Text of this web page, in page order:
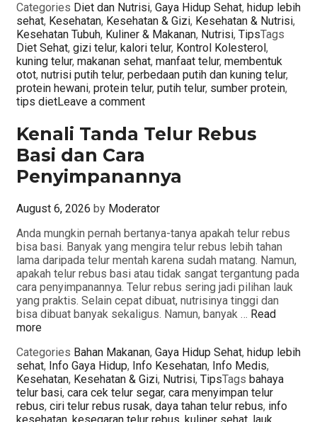
Categories Diet dan Nutrisi, Gaya Hidup Sehat, hidup lebih
sehat, Kesehatan, Kesehatan & Gizi, Kesehatan & Nutrisi,
Kesehatan Tubuh, Kuliner & Makanan, Nutrisi, TipsTags
Diet Sehat, gizi telur, kalori telur, Kontrol Kolesterol,
kuning telur, makanan sehat, manfaat telur, membentuk
otot, nutrisi putih telur, perbedaan putih dan kuning telur,
protein hewani, protein telur, putih telur, sumber protein,
tips dietLeave a comment
Kenali Tanda Telur Rebus
Basi dan Cara
Penyimpanannya
August 6, 2026 by Moderator
Anda mungkin pernah bertanya-tanya apakah telur rebus
bisa basi. Banyak yang mengira telur rebus lebih tahan
lama daripada telur mentah karena sudah matang. Namun,
apakah telur rebus basi atau tidak sangat tergantung pada
cara penyimpanannya. Telur rebus sering jadi pilihan lauk
yang praktis. Selain cepat dibuat, nutrisinya tinggi dan
bisa dibuat banyak sekaligus. Namun, banyak … Read
more
Categories Bahan Makanan, Gaya Hidup Sehat, hidup lebih
sehat, Info Gaya Hidup, Info Kesehatan, Info Medis,
Kesehatan, Kesehatan & Gizi, Nutrisi, TipsTags bahaya
telur basi, cara cek telur segar, cara menyimpan telur
rebus, ciri telur rebus rusak, daya tahan telur rebus, info
kesehatan, kesegaran telur rebus, kuliner sehat, lauk